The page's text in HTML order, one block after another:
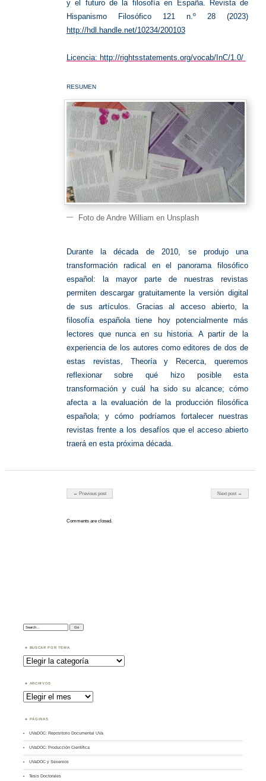
y el futuro de la filosofía en España. Revista de
Hispanismo Filosófico 121 n.º 28 (2023)
http://hdl.handle.net/10234/200103
Licencia: http://rightsstatements.org/vocab/InC/1.0/
RESUMEN
Foto de Andre William en Unsplash
Durante la década de 2010, se produjo una
transformación radical en el panorama filosófico
español: la mayor parte de nuestras revistas
permiten descargar gratuitamente la versión digital
de sus artículos. Gracias al acceso abierto, la
filosofía española tiene hoy potencialmente más
lectores que nunca en su historia. A partir de la
experiencia de los autores como editores de dos de
estas revistas, Theoría y Recerca, queremos
reflexionar sobre qué hizo posible esta
transformación y cuál ha sido su alcance; cómo
afecta a la evaluación de la producción filosófica
española; y cómo podríamos fortalecer nuestras
revistas frente a los desafíos que el acceso abierto
traerá en esta próxima década.
← Previous post Next post →
Comments are closed.
Search:
BUSCAR POR TEMA
Buscar
por
Tema
ARCHIVOS
Archivos
PÁGINAS
UVaDOC: Repositorio Documental UVa
UVaDOC: Producción Científica
UVaDOC y Sexenios
Tesis Doctorales